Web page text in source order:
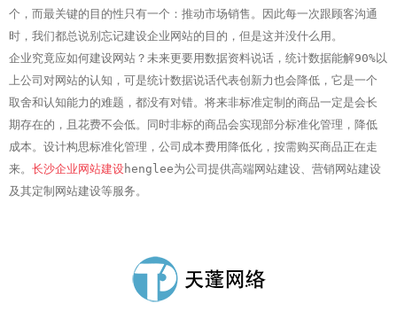
个，而最关键的目的性只有一个：推动市场销售。因此每一次跟顾客沟通
时，我们都总说别忘记建设企业网站的目的，但是这并没什么用。
企业究竟应如何建设网站？未来更要用数据资料说话，统计数据能解90%以
上公司对网站的认知，可是统计数据说话代表创新力也会降低，它是一个
取舍和认知能力的难题，都没有对错。 将来非标准定制的商品一定是会长
期存在的，且花费不会低。同时非标的商品会实现部分标准化管理，降低
成本。设计构思标准化管理，公司成本费用降低化，按需购买商品正在走
来。 长沙企业网站建设henglee为公司提供高端网站建设、营销网站建设
及其定制网站建设等服务。